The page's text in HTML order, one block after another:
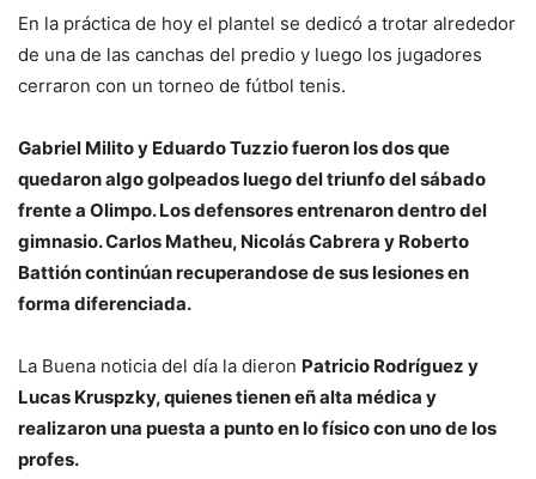
En la práctica de hoy el plantel se dedicó a trotar alrededor
de una de las canchas del predio y luego los jugadores
cerraron con un torneo de fútbol tenis.
Gabriel Milito y Eduardo Tuzzio fueron los dos que
quedaron algo golpeados luego del triunfo del sábado
frente a Olimpo. Los defensores entrenaron dentro del
gimnasio. Carlos Matheu, Nicolás Cabrera y Roberto
Battión continúan recuperandose de sus lesiones en
forma diferenciada.
La Buena noticia del día la dieron Patricio Rodríguez y
Lucas Kruspzky, quienes tienen eñ alta médica y
realizaron una puesta a punto en lo físico con uno de los
profes.